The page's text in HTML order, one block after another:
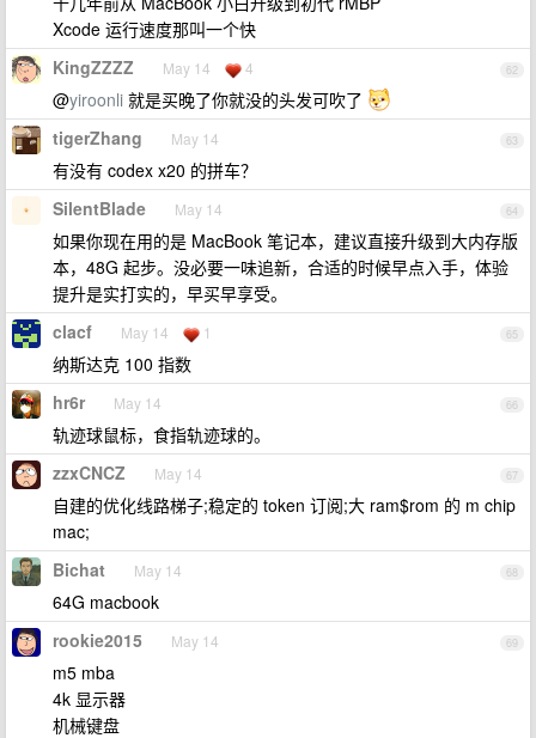
Xcode 运行速度那叫一个快
62
KingZZZZ May 14 4
@yiroonli 就是买晚了你就没的头发可吹了
63
tigerZhang May 14
有没有 codex x20 的拼车？
64
SilentBlade May 14
如果你现在用的是 MacBook 笔记本，建议直接升级到大内存版
本，48G 起步。没必要一味追新，合适的时候早点入手，体验
提升是实打实的，早买早享受。
65
clacf May 14 1
纳斯达克 100 指数
66
hr6r May 14
轨迹球鼠标，食指轨迹球的。
67
zzxCNCZ May 14
自建的优化线路梯子;稳定的 token 订阅;大 ram$rom 的 m chip
mac;
68
Bichat May 14
64G macbook
69
rookie2015 May 14
m5 mba
4k 显示器
机械键盘